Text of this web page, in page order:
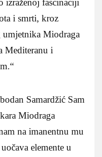
i smrti, kroz
Miodraga
Mediteranu i
Samardžić Sam
Miodraga
na imanentnu mu
elemente u